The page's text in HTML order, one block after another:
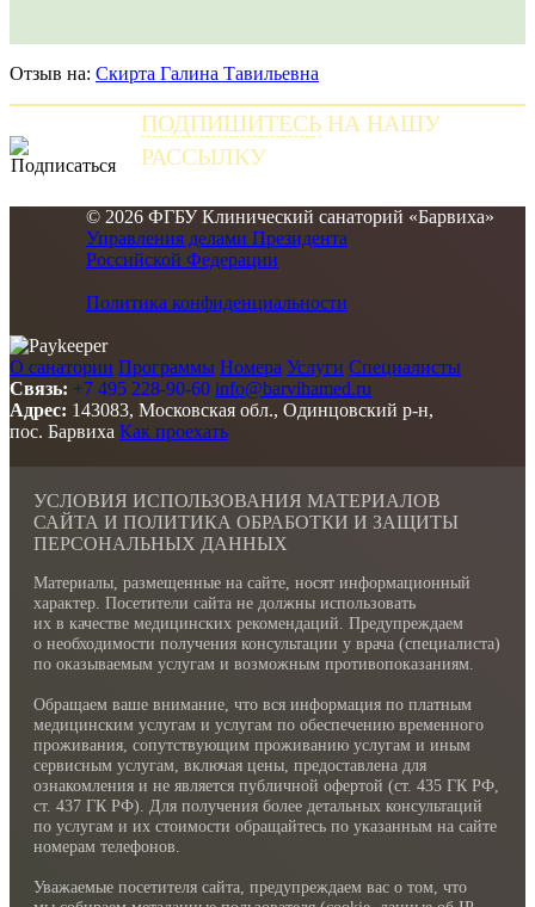
Отзыв на: Скирта Галина Тавильевна
ПОДПИШИТЕСЬ НА НАШУ
РАССЫЛКУ
© 2026 ФГБУ Клинический санаторий «Барвиха»
Управления делами Президента
Российской Федерации
Политика конфиденциальности
О санатории Программы Номера Услуги Специалисты
Связь: +7 495 228-90-60 info@barvihamed.ru
Адрес: 143083, Московская обл., Одинцовский р-н,
пос. Барвиха Как проехать
УСЛОВИЯ ИСПОЛЬЗОВАНИЯ МАТЕРИАЛОВ
САЙТА И ПОЛИТИКА ОБРАБОТКИ И ЗАЩИТЫ
ПЕРСОНАЛЬНЫХ ДАННЫХ
Материалы, размещенные на сайте, носят информационный
характер. Посетители сайта не должны использовать
их в качестве медицинских рекомендаций. Предупреждаем
о необходимости получения консультации у врача (специалиста)
по оказываемым услугам и возможным противопоказаниям.
Обращаем ваше внимание, что вся информация по платным
медицинским услугам и услугам по обеспечению временного
проживания, сопутствующим проживанию услугам и иным
сервисным услугам, включая цены, предоставлена для
ознакомления и не является публичной офертой (ст. 435 ГК РФ,
cт. 437 ГК РФ). Для получения более детальных консультаций
по услугам и их стоимости обращайтесь по указанным на сайте
номерам телефонов.
Уважаемые посетителя сайта, предупреждаем вас о том, что